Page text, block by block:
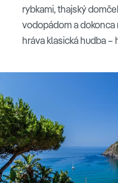
rybkami, thajský
vodopádom a dokonca
hráva klasická hudba